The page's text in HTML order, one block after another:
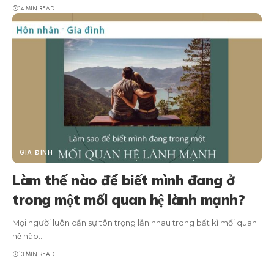
14 MIN READ
GIA ĐÌNH
Làm thế nào để biết mình đang ở
trong một mối quan hệ lành mạnh?
Mọi người luôn cần sự tôn trọng lẫn nhau trong bất kì mối quan
hệ nào...
13 MIN READ